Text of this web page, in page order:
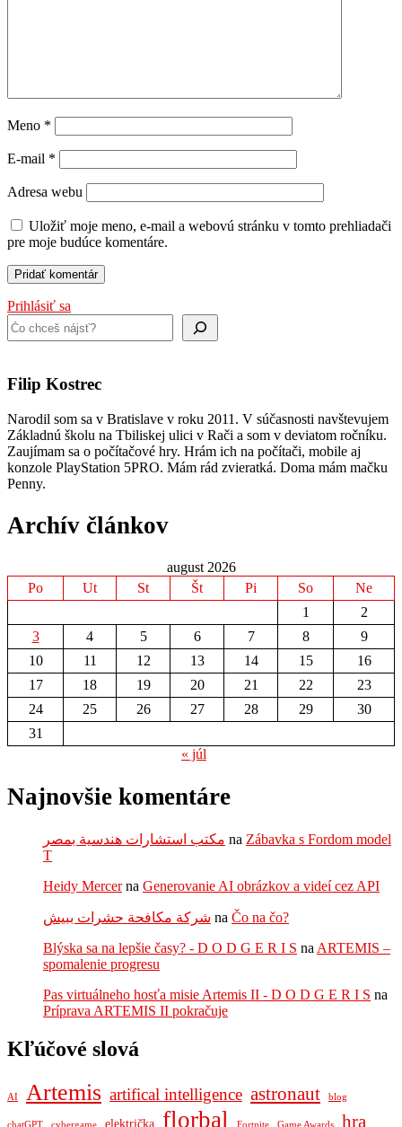
Meno *
E-mail *
Adresa webu
Uložiť moje meno, e-mail a webovú stránku v tomto prehliadači
pre moje budúce komentáre.
Prihlásiť sa
Hľadať
Filip Kostrec
Narodil som sa v Bratislave v roku 2011. V súčasnosti navštevujem
Základnú školu na Tbiliskej ulici v Rači a som v deviatom ročníku.
Zaujímam sa o počítačové hry. Hrám ich na počítači, mobile aj
konzole PlayStation 5PRO. Mám rád zvieratká. Doma mám mačku
Penny.
Archív článkov
august 2026
Po
Ut St Št Pi So
Ne
1
2
3
4 5 6 7 8
9
10
11 12 13 14 15
16
17
18 19 20 21 22
23
24
25 26 27 28 29
30
31
« júl
Najnovšie komentáre
مكتب استشارات هندسية بمصر na Zábavka s Fordom model
T
Heidy Mercerna Generovanie AI obrázkov a videí cez API
شركة مكافحة حشرات ببيش na Čo na čo?
Blýska sa na lepšie časy? - D O D G E R I S na ARTEMIS –
spomalenie progresu
Pas virtuálneho hosťa misie Artemis II - D O D G E R I S na
Príprava ARTEMIS II pokračuje
Kľúčové slová
AI Artemis artifical intelligence astronaut blog
chatGPT cybergame električka florbal Fortnite Game Awards hra